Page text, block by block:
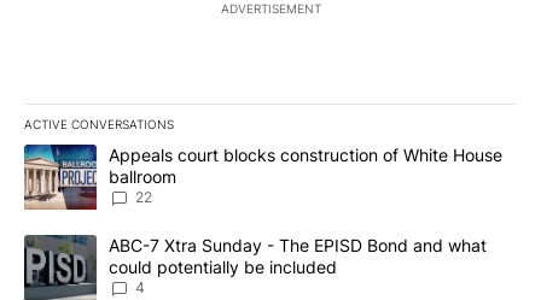
ADVERTISEMENT
ACTIVE CONVERSATIONS
The following is a list of the most commented articles in the last
A trending article titled "Appeals court blocks construction of
Appeals court blocks construction of White House
ballroom
22
A trending article titled "ABC-7 Xtra Sunday - The EPISD Bond
ABC-7 Xtra Sunday - The EPISD Bond and what
could potentially be included
4